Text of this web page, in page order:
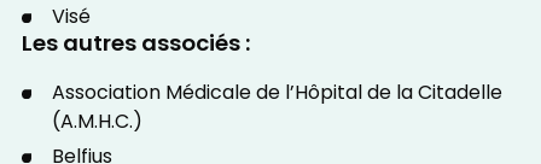
Visé
Les autres associés :
Association Médicale de l’Hôpital de la Citadelle
(A.M.H.C.)
Belfius